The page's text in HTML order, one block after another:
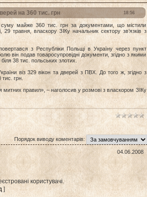
18:56
на 360 тис. грн
суму майже 360 тис. грн за документами, що містили
29 травня, власкору ЗІКу начальник сектору зв’язків з
з Республіки Польщі в Україну через пункт
він подав товаросупровідні документи, згідно з якими
38 тис. польських злотих.
віз 329 вікон та дверей з ПВХ. До того ж, згідно з
грн.
правил», – наголосив у розмові з власкором ЗІКу
Порядок виводу коментарів:
04.06.2008
користувачі.
]